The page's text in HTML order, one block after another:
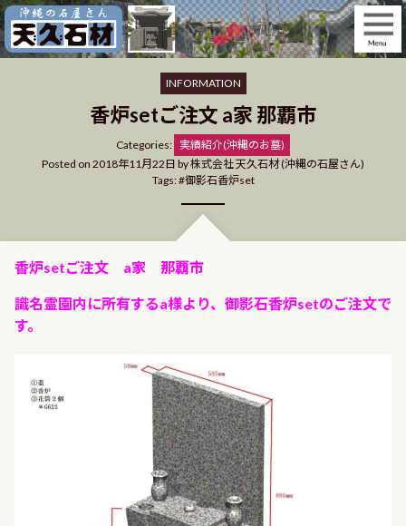
Skip
to
content
INFORMATION
香炉setご注文 a家 那覇市
Categories: Categories
実績紹介(沖縄のお墓)
Posted on 2018年11月22日 by株式会社 天久石材 (沖縄の石屋さん)
Tags: 御影石香炉set
香炉setご注文 a家 那覇市
識名霊園内に所有するa様より、御影石香炉setのご注文で
す。